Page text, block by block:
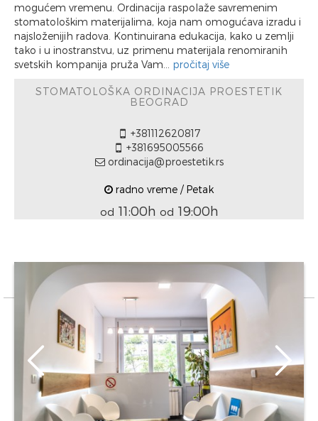
mogućem vremenu. Ordinacija raspolaže savremenim
stomatološkim materijalima, koja nam omogućava izradu i
najsloženijih radova. Kontinuirana edukacija, kako u zemlji
tako i u inostranstvu, uz primenu materijala renomiranih
svetskih kompanija pruža Vam... pročitaj više
STOMATOLOŠKA ORDINACIJA PROESTETIK
BEOGRAD
+381112620817
+381695005566
ordinacija@proestetik.rs
radno vreme / Petak
od 11:00h od 19:00h